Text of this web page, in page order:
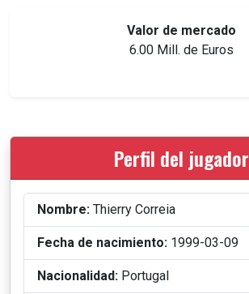
Valor de mercado
6.00 Mill. de Euros
Perfil del jugador
Nombre: Thierry Correia
Fecha de nacimiento: 1999-03-09
Nacionalidad: Portugal